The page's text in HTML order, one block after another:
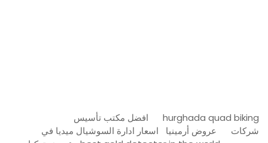
hurghada quad biking
افضل مكتب تأسيس
شركات
عروض أرمينيا
اسعار ادارة السوشيال ميديا في